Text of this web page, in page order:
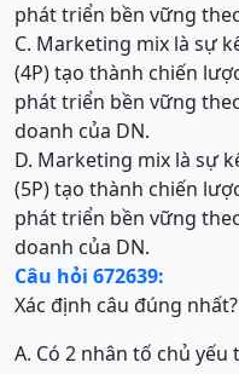
phát triển bền vững
C. Marketing mix là sự
(4P) tạo thành chiến
phát triển bền vững
doanh của DN.
D. Marketing mix là sự
(5P) tạo thành chiến
phát triển bền vững
doanh của DN.
Câu hỏi 672639:
Xác định câu đúng nhất?
A. Có 2 nhân tố chủ